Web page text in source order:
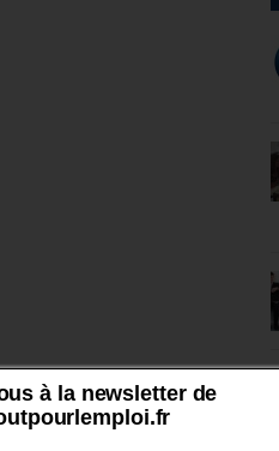
à la newsletter de